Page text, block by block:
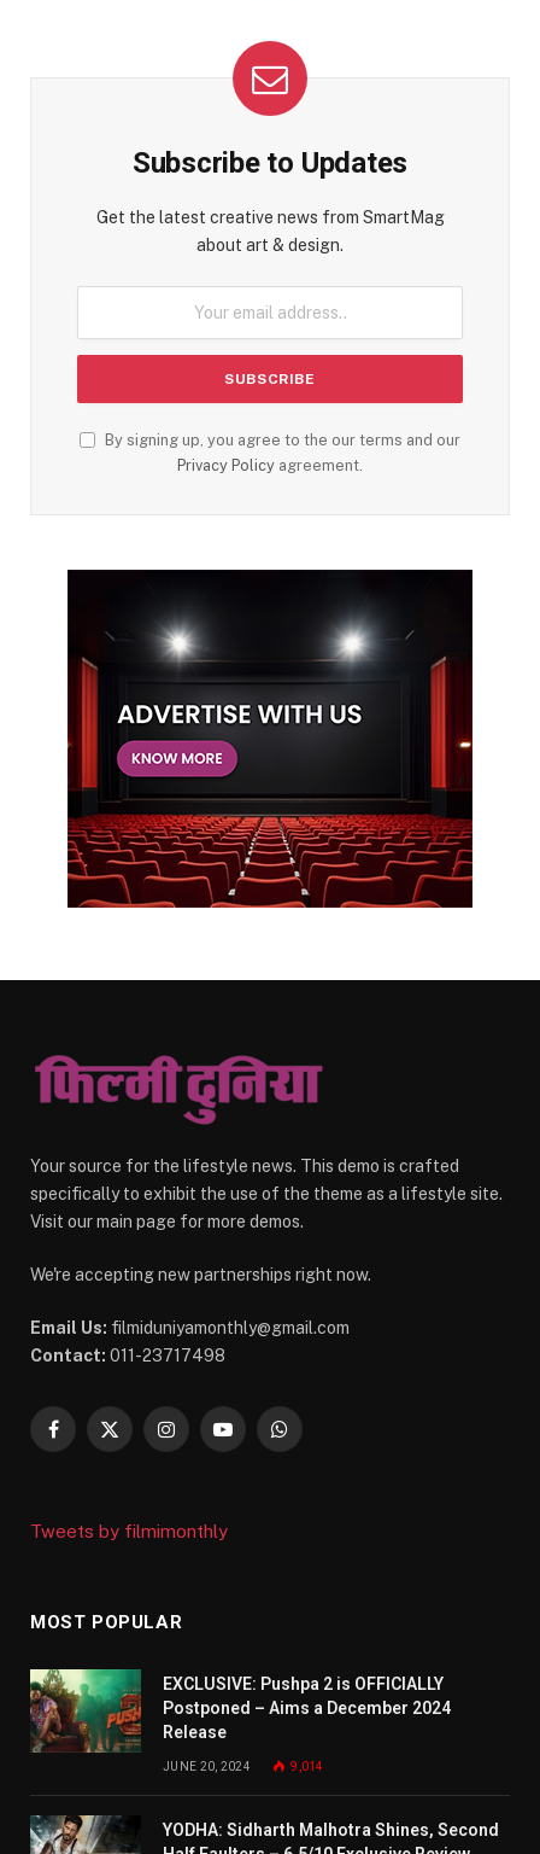
Subscribe to Updates
Get the latest creative news from SmartMag
about art & design.
By signing up, you agree to the our terms and our
Privacy Policy agreement.
Your source for the lifestyle news. This demo is crafted
specifically to exhibit the use of the theme as a lifestyle site.
Visit our main page for more demos.
We're accepting new partnerships right now.
Email Us: filmiduniyamonthly@gmail.com
Contact: 011-23717498
Facebook
X
InstagramYouTubeWhatsApp
Tweets by filmimonthly
MOST POPULAR
EXCLUSIVE: Pushpa 2 is OFFICIALLY
Postponed – Aims a December 2024
Release
JUNE 20, 2024 9,014
YODHA: Sidharth Malhotra Shines, Second